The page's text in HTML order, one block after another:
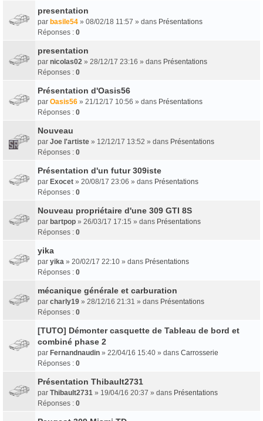
presentation
par basile54 » 08/02/18 11:57 » dans Présentations
Réponses : 0
presentation
par nicolas02 » 28/12/17 23:16 » dans Présentations
Réponses : 0
Présentation d'Oasis56
par Oasis56 » 21/12/17 10:56 » dans Présentations
Réponses : 0
Nouveau
par Joe l'artiste » 12/12/17 13:52 » dans Présentations
Réponses : 0
Présentation d'un futur 309iste
par Exocet » 20/08/17 23:06 » dans Présentations
Réponses : 0
Nouveau propriétaire d'une 309 GTI 8S
par bartpop » 26/03/17 17:15 » dans Présentations
Réponses : 0
yika
par yika » 20/02/17 22:10 » dans Présentations
Réponses : 0
mécanique générale et carburation
par charly19 » 28/12/16 21:31 » dans Présentations
Réponses : 0
[TUTO] Démonter casquette de Tableau de bord et
combiné phase 2
par Fernandnaudin » 22/04/16 15:40 » dans Carrosserie
Réponses : 0
Présentation Thibault2731
par Thibault2731 » 19/04/16 20:37 » dans Présentations
Réponses : 0